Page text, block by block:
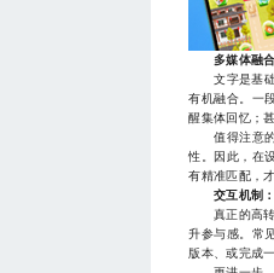
多媒体融
文字是基础
有机融合。一
醒集体回忆；
值得注意的
性。因此，在
有精准匹配，
交互机制
真正的高转
升参与感。常
版本、或完成